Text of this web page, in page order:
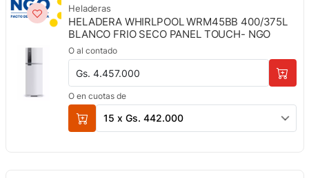
Heladeras
HELADERA WHIRLPOOL WRM45BB 400/375L
BLANCO FRIO SECO PANEL TOUCH- NGO
O al contado
Gs. 4.457.000
O en cuotas de
15 x Gs. 442.000